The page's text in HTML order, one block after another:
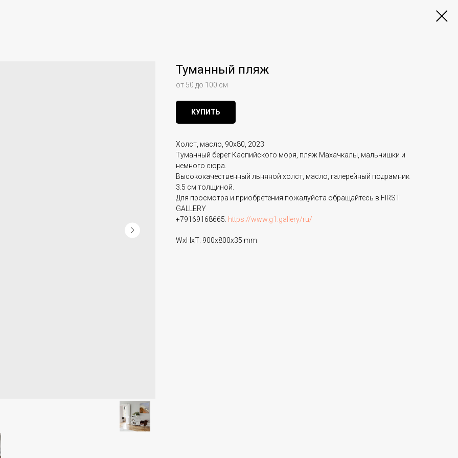
Туманный пляж
от 50 до 100 см
КУПИТЬ
Холст, масло, 90х80, 2023
Туманный берег Каспийского моря, пляж Махачкалы, мальчишки и
немного сюра.
Высококачественный льняной холст, масло, галерейный подрамник
3.5 см толщиной.
Для просмотра и приобретения пожалуйста обращайтесь в FIRST
GALLERY
+79169168665. https://www.g1.gallery/ru/
WxHxT: 900x800x35 mm